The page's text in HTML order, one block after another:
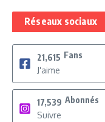
Réseaux sociaux
21,615 Fans
J'aime
17,539 Abonnés
Suivre